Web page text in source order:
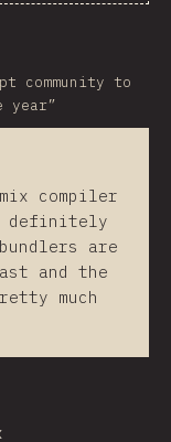
community to
year”
compiler
definitely
are
and the
much